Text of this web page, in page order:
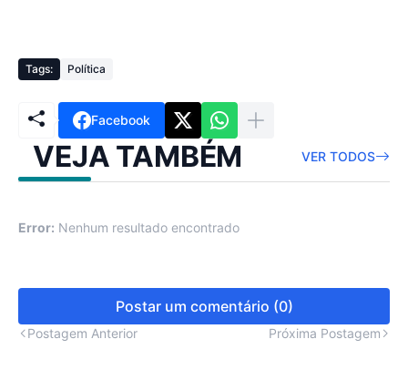
Tags: Política
Facebook
VEJA TAMBÉM VER TODOS
Error: Nenhum resultado encontrado
Postar um comentário (0)
Postagem Anterior Próxima Postagem